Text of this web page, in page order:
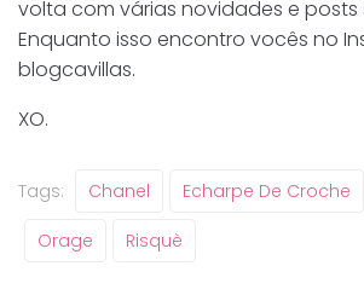
volta com várias novidades e
Enquanto isso encontro vocês no
blogcavillas.
XO.
Tags: Chanel Echarpe De Croche
Orage Risquè